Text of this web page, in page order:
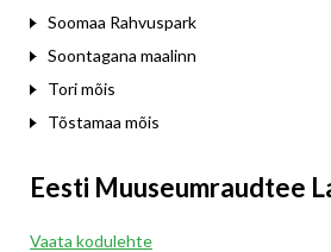
Soomaa Rahvuspark
Soontagana maalinn
Tori mõis
Tõstamaa mõis
Eesti Muuseumraudtee
Vaata kodulehte